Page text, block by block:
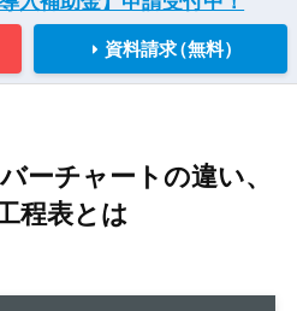
資料請求（無料）
ーチャートの違い、
程表とは